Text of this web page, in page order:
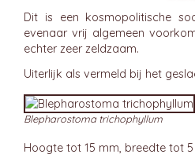
Dit is een kosmopolitische
evenaar vrij algemeen
echter zeer zeldzaam.
Uiterlijk als vermeld bij het
Blepharostoma trichophyllum
Hoogte tot 15 mm, breedte tot 5